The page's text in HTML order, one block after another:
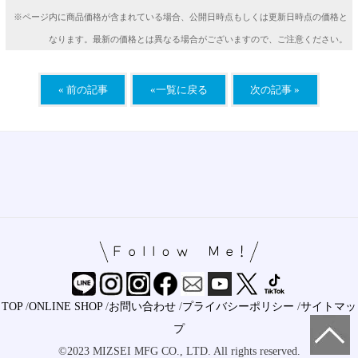
※ページ内に商品価格が含まれている場合、公開日時点もしくは更新日時点の価格と
なります。最新の価格とは異なる場合がございますので、ご注意ください。
« 前の記事 «一覧に戻る 次の記事 »
TOP/ONLINE SHOP/お問い合わせ /プライバシーポリシー /サイトマッ
プ
©2023 MIZSEI MFG CO., LTD. All rights reserved.